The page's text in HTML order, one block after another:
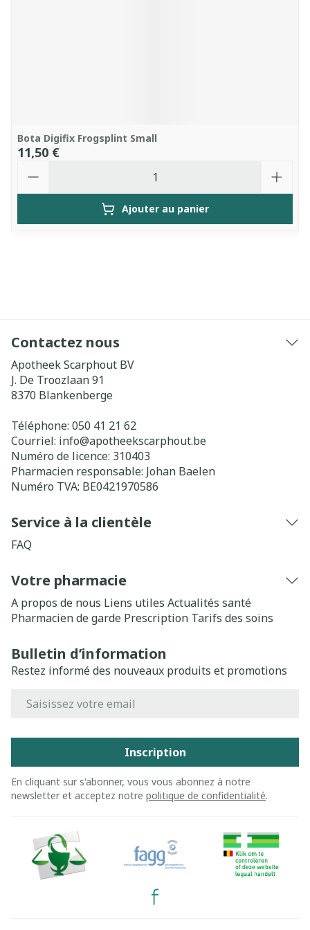
Bota Digifix Frogsplint Small
11,50 €
Ajouter au panier
Contactez nous
Apotheek Scarphout BV
J. De Troozlaan 91
8370 Blankenberge
Téléphone: 050 41 21 62
Courriel: info@apotheekscarphout.be
Numéro de licence: 310403
Pharmacien responsable: Johan Baelen
Numéro TVA: BE0421970586
Service à la clientèle
FAQ
Votre pharmacie
A propos de nous Liens utiles Actualités santé
Pharmacien de garde Prescription Tarifs des soins
Bulletin d’information
Restez informé des nouveaux produits et promotions
Inscription
En cliquant sur s'abonner, vous vous abonnez à notre
newsletter et acceptez notre politique de confidentialité.